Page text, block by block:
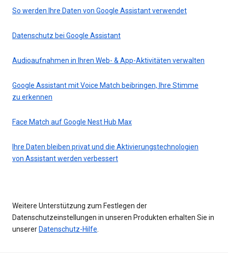
So werden Ihre Daten von Google Assistant verwendet
Datenschutz bei Google Assistant
Audioaufnahmen in Ihren Web- & App-Aktivitäten verwalten
Google Assistant mit Voice Match beibringen, Ihre Stimme
zu erkennen
Face Match auf Google Nest Hub Max
Ihre Daten bleiben privat und die Aktivierungstechnologien
von Assistant werden verbessert
Weitere Unterstützung zum Festlegen der
Datenschutzeinstellungen in unseren Produkten erhalten Sie in
unserer Datenschutz-Hilfe.